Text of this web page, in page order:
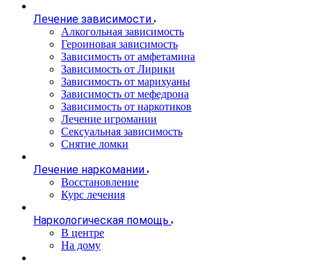
Лечение зависимости
Алкогольная зависимость
Героиновая зависимость
Зависимость от амфетамина
Зависимость от Лирики
Зависимость от марихуаны
Зависимость от мефедрона
Зависимость от наркотиков
Лечение игромании
Сексуальная зависимость
Снятие ломки
Лечение наркомании
Восстановление
Курс лечения
Наркологическая помощь
В центре
На дому